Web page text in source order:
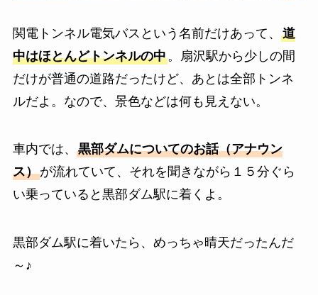
関電トンネル電気バスという名前だけあって、 道
中はほとんどトンネルの中。扇沢駅から少しの間
だけが普通の道路だったけど、あとは全部トンネ
ルだよ。なので、景色などは何も見えない。
車内では、 黒部ダムについてのお話（アナウン
ス）が流れていて、それを聞きながら１５分ぐら
い乗っていると黒部ダム駅に着くよ。
黒部ダム駅に着いたら、めっちゃ晴天だったんだ
～♪